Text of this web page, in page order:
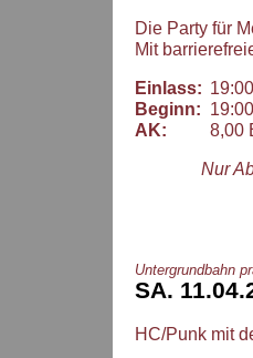
Die Party für
Mit
Einlass:
Beginn:
AK:
8,00
Nur
Untergrundbahn
SA.
HC/Punk mit